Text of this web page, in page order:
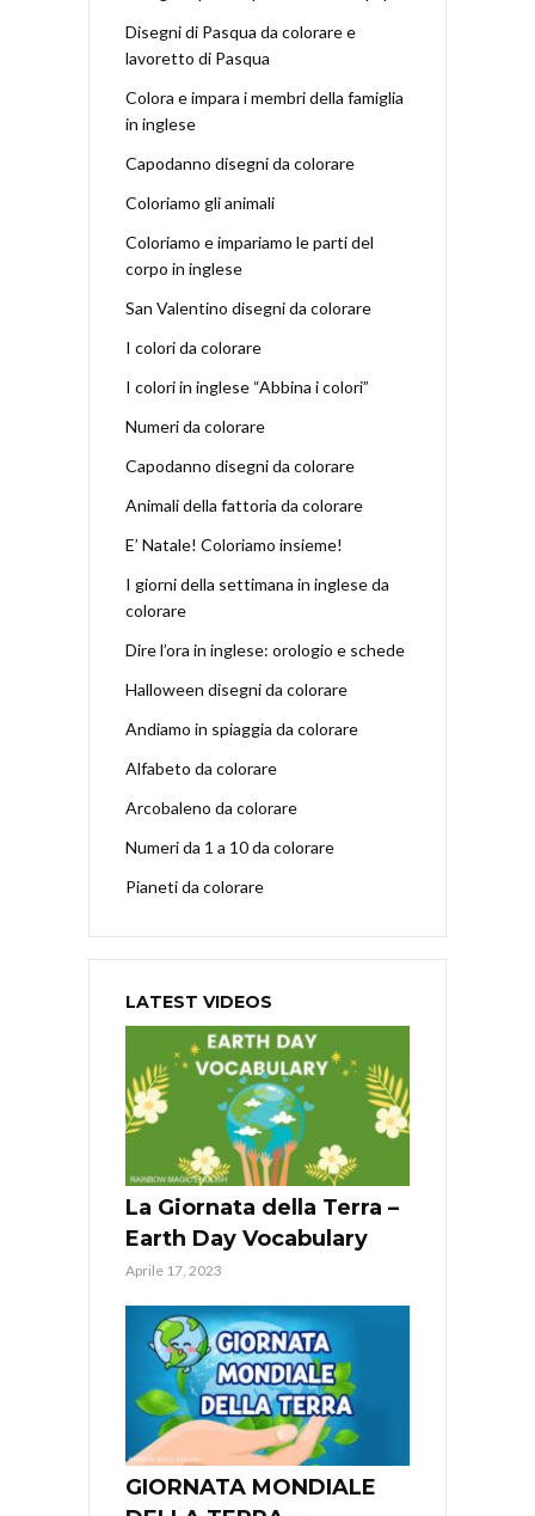
Disegni di Pasqua da colorare e
lavoretto di Pasqua
Colora e impara i membri della famiglia
in inglese
Capodanno disegni da colorare
Coloriamo gli animali
Coloriamo e impariamo le parti del
corpo in inglese
San Valentino disegni da colorare
I colori da colorare
I colori in inglese “Abbina i colori”
Numeri da colorare
Capodanno disegni da colorare
Animali della fattoria da colorare
E’ Natale! Coloriamo insieme!
I giorni della settimana in inglese da
colorare
Dire l’ora in inglese: orologio e schede
Halloween disegni da colorare
Andiamo in spiaggia da colorare
Alfabeto da colorare
Arcobaleno da colorare
Numeri da 1 a 10 da colorare
Pianeti da colorare
LATEST VIDEOS
La Giornata della Terra –
Earth Day Vocabulary
Aprile 17, 2023
GIORNATA MONDIALE